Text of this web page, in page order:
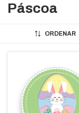
Páscoa
ORDENAR